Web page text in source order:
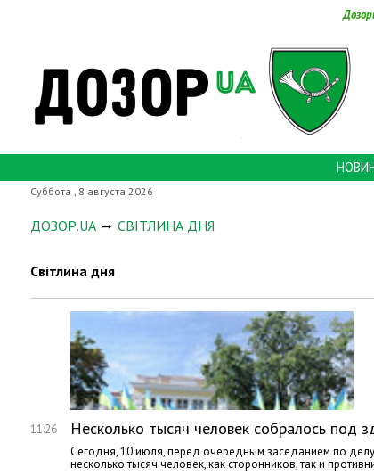
Суббота , 8 августа 2026
ДОЗОР.UA СВІТЛИНА ДНЯ
Світлина дня
11:26 Несколько тысяч человек собралось под
Сегодня, 10 июля, перед очередным заседанием по
несколько тысяч человек, как сторонников, так и